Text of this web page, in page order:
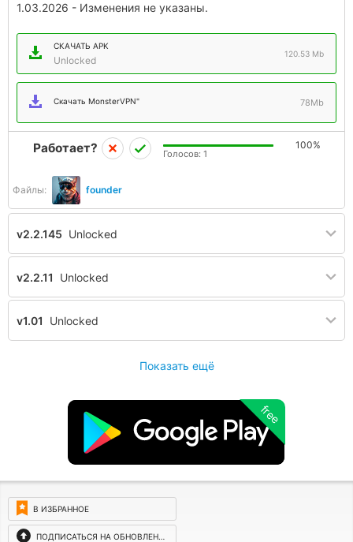
1.03.2026 - Изменения не указаны.
СКАЧАТЬ APK
Unlocked
120.53 Mb
Скачать MonsterVPN" 78Mb
Файлы: founder
Работает? 100%
Голосов: 1
v2.2.145 Unlocked
v2.2.11 Unlocked
v1.01 Unlocked
Показать ещё
free
В ИЗБРАННОЕ
ПОДПИСАТЬСЯ НА ОБНОВЛЕНИЯ